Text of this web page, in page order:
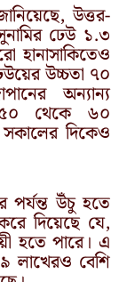
উত্তর-
ঢেউ ১.৩
হানাসাকিতেও
উচ্চতা ৭০
অন্যান্য
৫০ থেকে ৬০
সকালের দিকেও
পর্যন্ত উঁচু হতে
দিয়েছে যে,
হতে পারে। এ
লাখেরও বেশি